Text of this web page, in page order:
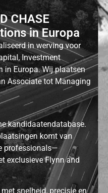
CHASE
in Europa
in werving voor
Investment
in Europa. Wij plaatsen
Associate tot Managing
kandidaatendatabase.
komt van
professionals—
exclusieve Flynn and
snelheid, precisie en